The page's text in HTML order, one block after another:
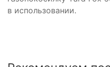
в использовании.